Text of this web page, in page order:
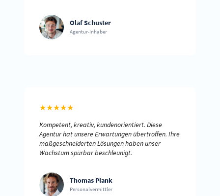
Olaf Schuster
Agentur-Inhaber
★★★★★
Kompetent, kreativ, kundenorientiert. Diese
Agentur hat unsere Erwartungen übertroffen. Ihre
maßgeschneiderten Lösungen haben unser
Wachstum spürbar beschleunigt.
Thomas Plank
Personalvermittler